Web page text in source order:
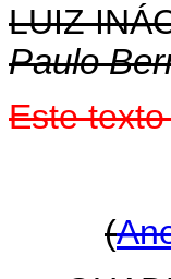
LUIZ
Paulo
Este
(